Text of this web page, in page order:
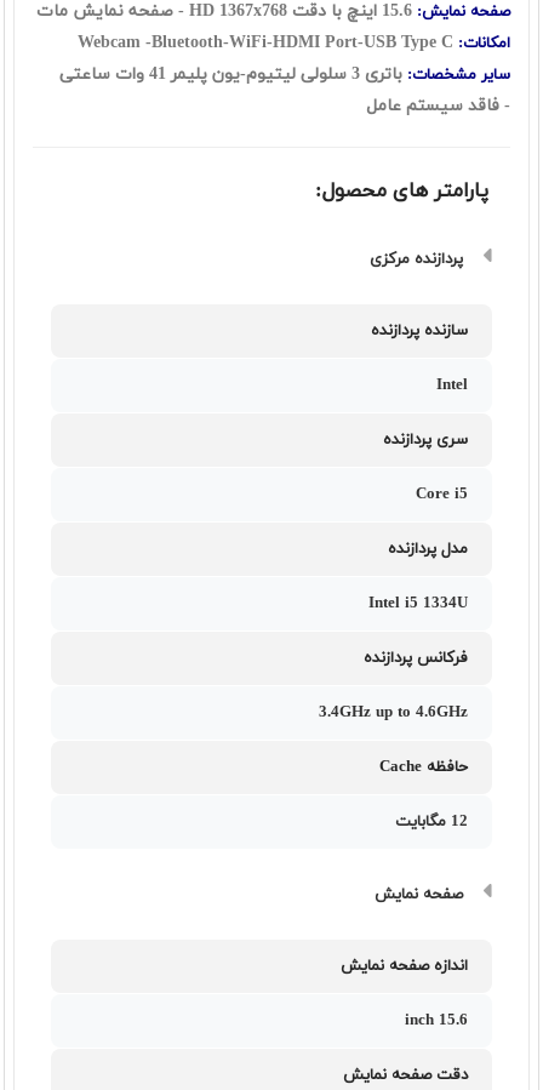
صفحه نمایش:
امکانات: Webcam -Bluetooth-WiFi-HDMI Port-USB Type C
سایر مشخصات:
باتری 3 سلولی لیتیوم-یون پلیمر 41 وات ساعتی
- فاقد سیستم عامل
پارامتر های محصول:
پردازنده مرکزی
سازنده پردازنده
Intel
سری پردازنده
Core i5
مدل پردازنده
Intel i5 1334U
فرکانس پردازنده
3.4GHz up to 4.6GHz
حافظه Cache
12 مگابایت
صفحه نمایش
اندازه صفحه نمایش
15.6 inch
دقت صفحه نمایش